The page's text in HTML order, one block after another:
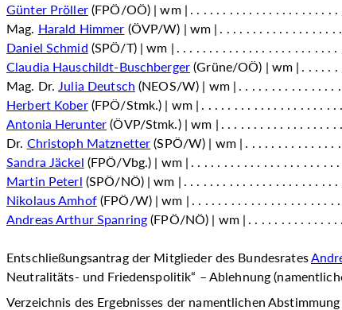
Günter Pröller(FPÖ/OÖ) | wm |
Mag. Harald Himmer (ÖVP/W) | wm |
Daniel Schmid (SPÖ/T) | wm |
Claudia Hauschildt-Buschberger (Grüne/OÖ) | wm |
Mag. Dr. Julia Deutsch (NEOS/W) | wm |
Herbert Kober(FPÖ/Stmk.) | wm |
Antonia Herunter (ÖVP/Stmk.) | wm |
Dr. Christoph Matznetter (SPÖ/W) | wm |
Sandra Jäckel (FPÖ/Vbg.) | wm |
Martin Peterl (SPÖ/NÖ) | wm |
Nikolaus Amhof(FPÖ/W) | wm |
Andreas Arthur Spanring (FPÖ/NÖ) | wm |
Entschließungsantrag der Mitglieder des Bundesrates
Neutralitäts- und Friedenspolitik“ – Ablehnung
Verzeichnis des Ergebnisses der namentlichen Abstimmung